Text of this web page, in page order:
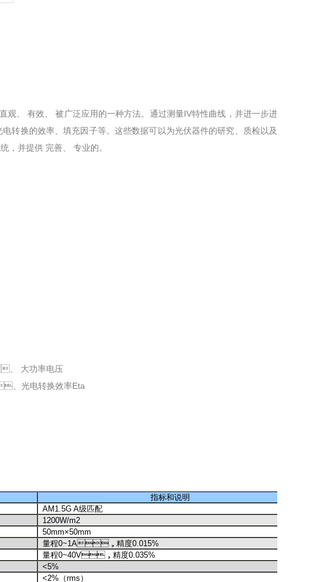
有效、 被广泛应用的一种方法。通过测量IV特性曲线，并进一步进
换的效率、填充因子等。这些数据可以为光伏器件的研究、质检以及
供 完善、 专业的。
、 大功率电压
光电转换效率Eta
指标和说明
AM1.5G A级匹配
1200W/m2
50mm×50mm
量程0~1A，精度0.015%
量程0~40V，精度0.035%
<5%
<2% （rms ）